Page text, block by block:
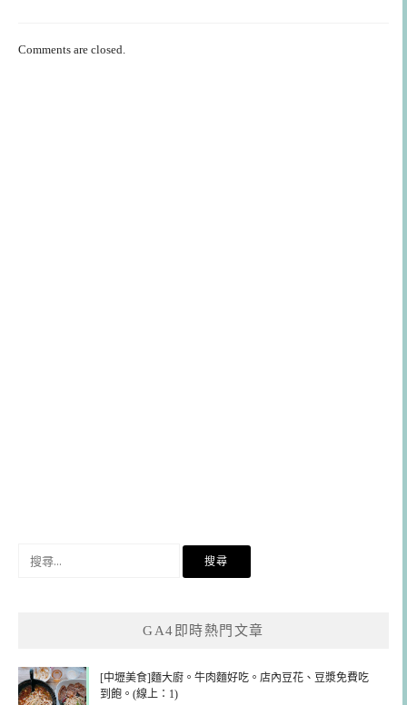
Comments are closed.
GA4即時熱門文章
[中壢美食]麵大廚。牛肉麵好吃。店內豆花、豆漿免費吃
到飽。(線上：1)